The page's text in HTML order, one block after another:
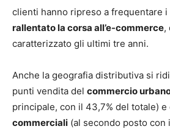
clienti hanno ripreso a frequentare
rallentato la corsa all’e-commerce,
caratterizzato gli ultimi tre anni.
Anche la geografia distributiva si
punti vendita del commercio
principale, con il 43,7% del totale) e
commerciali (al secondo posto con